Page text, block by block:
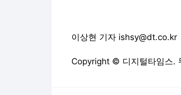
이상현 기자 ishsy@dt.co.kr
Copyright © 디지털타임스.